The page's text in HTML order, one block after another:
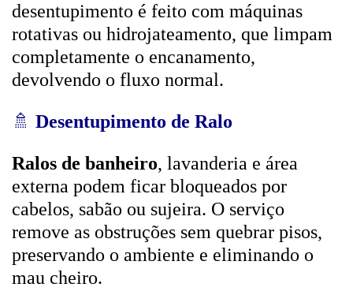
desentupimento é feito com máquinas
rotativas ou hidrojateamento, que limpam
completamente o encanamento,
devolvendo o fluxo normal.
🚿 Desentupimento de Ralo
Ralos de banheiro, lavanderia e área
externa podem ficar bloqueados por
cabelos, sabão ou sujeira. O serviço
remove as obstruções sem quebrar pisos,
preservando o ambiente e eliminando o
mau cheiro.